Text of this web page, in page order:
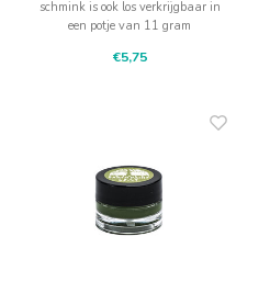
schmink is ook los verkrijgbaar in
een potje van 11 gram
€5,75